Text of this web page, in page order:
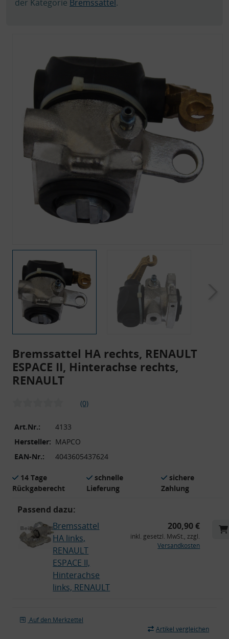
der Kategorie Bremssattel.
Bremssattel HA rechts, RENAULT
ESPACE II, Hinterachse rechts,
RENAULT
(0)
Art.Nr.:
4133
Hersteller: MAPCO
EAN-Nr.:
4043605437624
14 Tage
Rückgaberecht
schnelle
Lieferung
sichere
Zahlung
Passend dazu:
Bremssattel
HA links,
RENAULT
ESPACE II,
Hinterachse
links, RENAULT
200,90 €
inkl. gesetzl. MwSt., zzgl.
Versandkosten
Auf den Merkzettel
Artikel vergleichen